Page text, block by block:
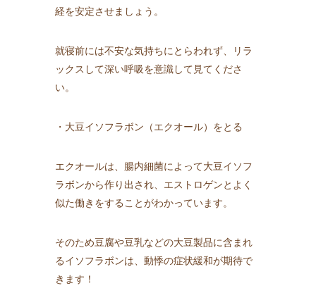
経を安定させましょう。
就寝前には不安な気持ちにとらわれず、リラ
ックスして深い呼吸を意識して見てくださ
い。
・大豆イソフラボン（エクオール）をとる
エクオールは、腸内細菌によって大豆イソフ
ラボンから作り出され、エストロゲンとよく
似た働きをすることがわかっています。
そのため豆腐や豆乳などの大豆製品に含まれ
るイソフラボンは、動悸の症状緩和が期待で
きます！